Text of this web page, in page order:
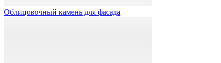
Облицовочный камень для фасада